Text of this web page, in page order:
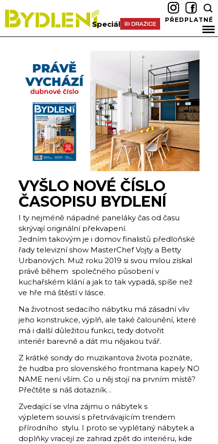
Speciál PŘEDPLATNÉ
VYŠLO NOVÉ ČÍSLO
ČASOPISU BYDLENÍ
I ty nejméně nápadné paneláky čas od času
skrývají originální překvapení.
Jedním takovým je i domov finalistů předloňské
řady televizní show MasterChef Vojty a Betty
Urbanových. Muž roku 2019 si svou milou získal
právě během společného působení v
kuchařském klání a jak to tak vypadá, spíše než
ve hře má štěstí v lásce.
Na životnost sedacího nábytku má zásadní vliv
jeho konstrukce, výplň, ale také čalounění, které
má i další důležitou funkci, tedy dotvořit
interiér barevně a dát mu nějakou tvář.
Z krátké sondy do muzikantova života poznáte,
že hudba pro slovenského frontmana kapely NO
NAME není vším. Co u něj stojí na prvním místě?
Přečtěte si náš dotazník…
Zvedající se vlna zájmu o nábytek s
výpletem souvisí s přetrvávajícím trendem
přírodního stylu. I proto se vyplétaný nábytek a
doplňky vracejí ze zahrad zpět do interiéru, kde